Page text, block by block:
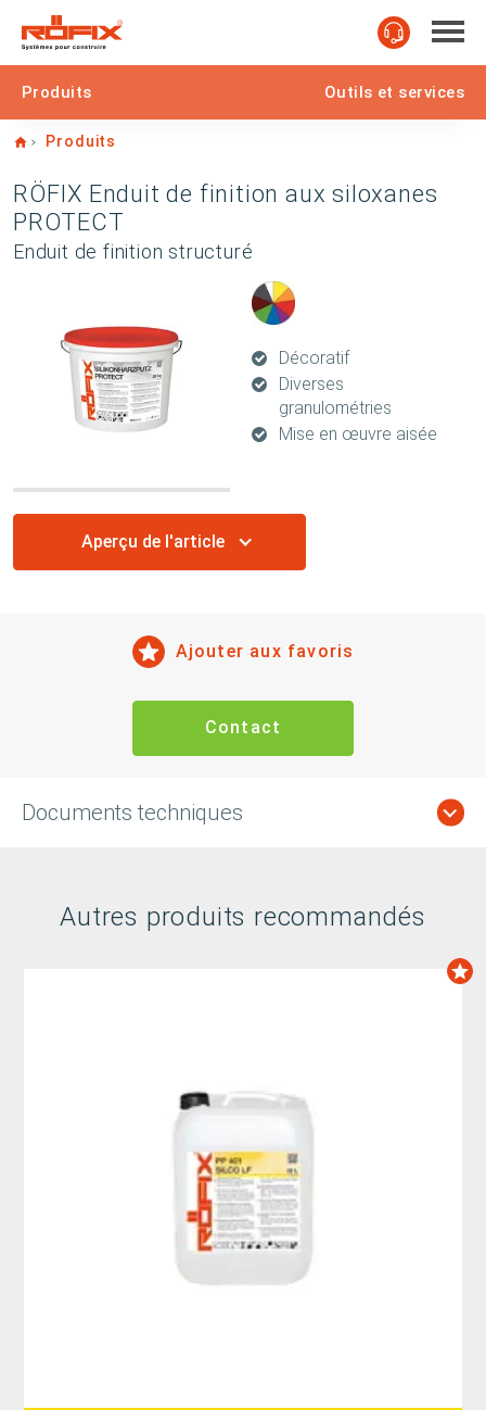
Produits Outils et services
Home
Produits
RÖFIX Enduit de finition aux siloxanes
PROTECT
Enduit de finition structuré
Décoratif
Diverses
granulométries
Mise en œuvre aisée
Aperçu de l'article
Ajouter aux favoris
Contact
Documents techniques
Autres produits recommandés